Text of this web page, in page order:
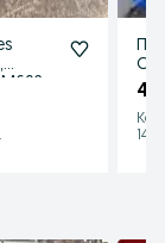
45
14